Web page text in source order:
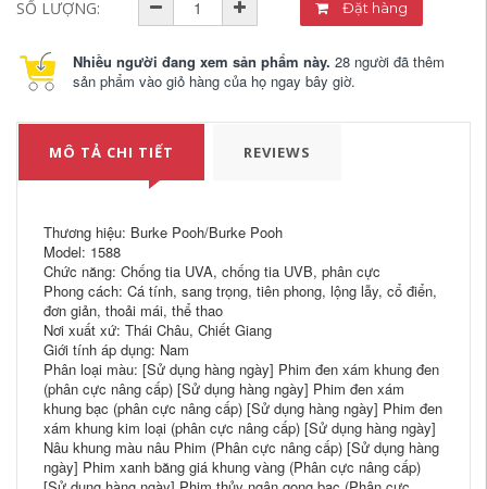
SỐ LƯỢNG: Đặt hàng
Nhiều người đang xem sản phẩm này. 28 người đã thêm
sản phẩm vào giỏ hàng của họ ngay bây giờ.
MÔ TẢ CHI TIẾT REVIEWS
Thương hiệu: Burke Pooh/Burke Pooh
Model: 1588
Chức năng: Chống tia UVA, chống tia UVB, phân cực
Phong cách: Cá tính, sang trọng, tiên phong, lộng lẫy, cổ điển,
đơn giản, thoải mái, thể thao
Nơi xuất xứ: Thái Châu, Chiết Giang
Giới tính áp dụng: Nam
Phân loại màu: [Sử dụng hàng ngày] Phim đen xám khung đen
(phân cực nâng cấp) [Sử dụng hàng ngày] Phim đen xám
khung bạc (phân cực nâng cấp) [Sử dụng hàng ngày] Phim đen
xám khung kim loại (phân cực nâng cấp) [Sử dụng hàng ngày]
Nâu khung màu nâu Phim (Phân cực nâng cấp) [Sử dụng hàng
ngày] Phim xanh băng giá khung vàng (Phân cực nâng cấp)